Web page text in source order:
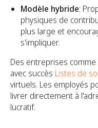
Modèle hybride:
physiques de
plus large et
s'impliquer.
Des entreprises
avec succès Listes de
virtuels. Les employés
livrer directement à
lucratif.